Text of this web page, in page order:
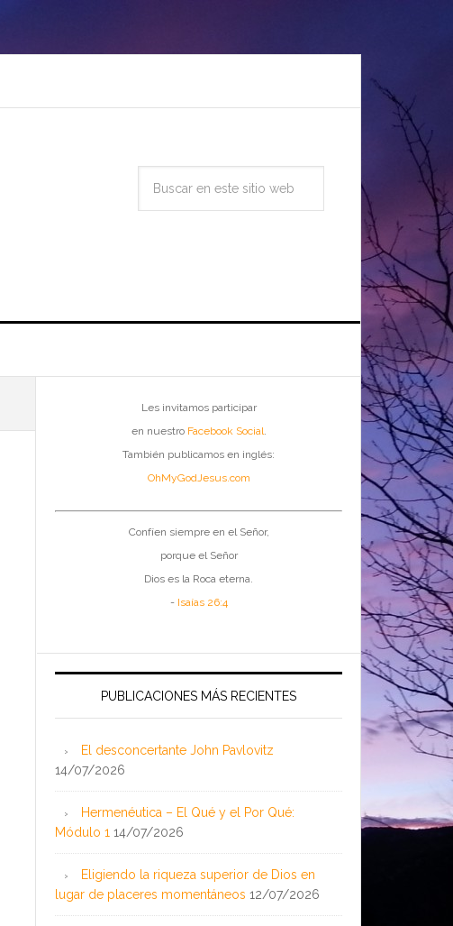
Les invitamos participar
en nuestro Facebook Social.
También publicamos en inglés:
OhMyGodJesus.com
Confíen siempre en el Señor,
porque el Señor
Dios es la Roca eterna.
- Isaías 26:4
PUBLICACIONES MÁS RECIENTES
El desconcertante John Pavlovitz
14/07/2026
Hermenéutica – El Qué y el Por Qué:
Módulo 1 14/07/2026
Eligiendo la riqueza superior de Dios en
lugar de placeres momentáneos 12/07/2026